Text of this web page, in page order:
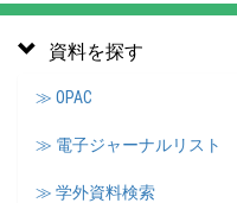
資料を探す
≫ OPAC
≫ 電子ジャーナルリスト
≫ 学外資料検索